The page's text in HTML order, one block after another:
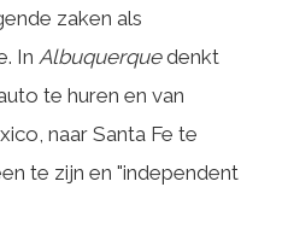
zaken als
In Albuquerquedenkt
te huren en van
naar Santa Fe te
te zijn en "independent